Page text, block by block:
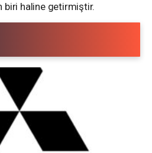
haline getirmiştir.